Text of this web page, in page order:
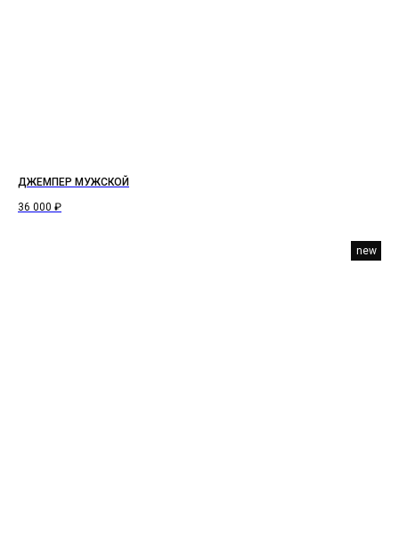
ДЖЕМПЕР МУЖСКОЙ
36 000 ₽
new